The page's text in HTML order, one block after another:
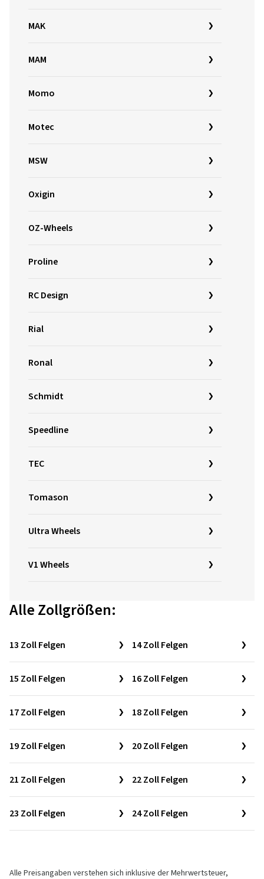
MAK
MAM
Momo
Motec
MSW
Oxigin
OZ-Wheels
Proline
RC Design
Rial
Ronal
Schmidt
Speedline
TEC
Tomason
Ultra Wheels
V1 Wheels
Alle Zollgrößen:
13 Zoll Felgen 14 Zoll Felgen
15 Zoll Felgen 16 Zoll Felgen
17 Zoll Felgen 18 Zoll Felgen
19 Zoll Felgen 20 Zoll Felgen
21 Zoll Felgen 22 Zoll Felgen
23 Zoll Felgen 24 Zoll Felgen
Alle Preisangaben verstehen sich inklusive der Mehrwertsteuer,